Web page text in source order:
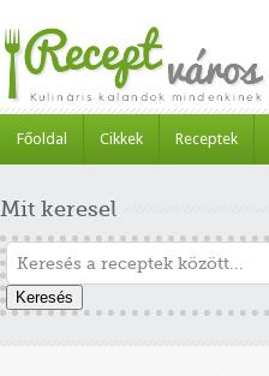
Főoldal Cikkek Receptek
Mit keresel
Keresés